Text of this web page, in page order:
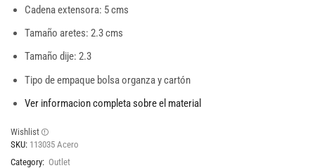
Cadena extensora: 5 cms
Tamaño aretes: 2.3 cms
Tamaño dije: 2.3
Tipo de empaque bolsa organza y cartón
Ver informacion completa sobre el material
Wishlist
SKU: 113035 Acero
Category: Outlet